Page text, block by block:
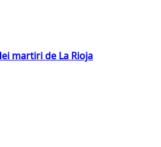
martiri de La Rioja